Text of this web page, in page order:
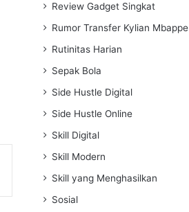
Review Gadget Singkat
Rumor Transfer Kylian Mbappe
Rutinitas Harian
Sepak Bola
Side Hustle Digital
Side Hustle Online
Skill Digital
Skill Modern
Skill yang Menghasilkan
Sosial